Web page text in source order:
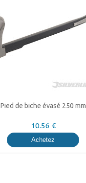
Pied de biche évasé 250 mm
10.56 €
Achetez